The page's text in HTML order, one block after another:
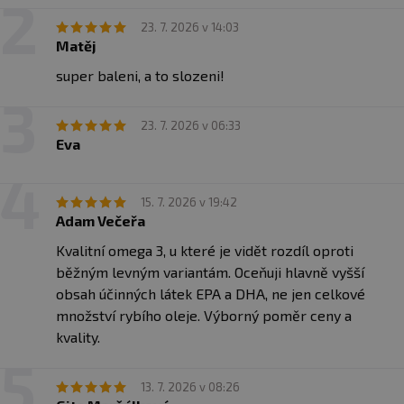
330 MG EPA + 220 MG DHA
Optimální dávka nejdůležitějších omega-3
VYSOCE VSTŘEBATELNÁ FORMA RTG
LABORATORNĚ OVĚŘENÁ KVALITA
Nízké hodnoty oxidace (PV, AV a TOTOX) potvrzují
čerstvost a stabilitu oleje.
OBOHACENO O PŘÍRODNÍ VITAMIN E
Pomáhá chránit olej před oxidací.
Bez zbytečných přísad a plnidel.
23. 7. 2026 v 14:03
Matěj
super baleni, a to slozeni!
23. 7. 2026 v 06:33
Eva
15. 7. 2026 v 19:42
Adam Večeřa
Kvalitní omega 3, u které je vidět rozdíl oproti
běžným levným variantám. Oceňuji hlavně vyšší
obsah účinných látek EPA a DHA, ne jen celkové
množství rybího oleje. Výborný poměr ceny a
kvality.
13. 7. 2026 v 08:26